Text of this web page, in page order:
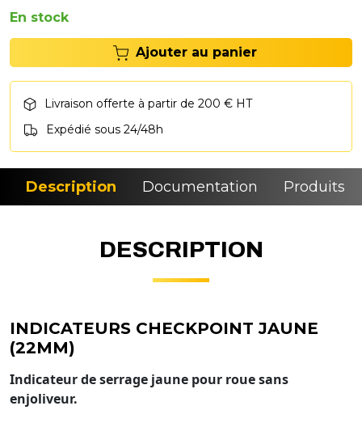
En stock
Ajouter au panier
Livraison offerte à partir de 200 € HT
Expédié sous 24/48h
Description Documentation Produits
DESCRIPTION
INDICATEURS CHECKPOINT JAUNE
(22MM)
Indicateur de serrage jaune pour roue sans
enjoliveur.